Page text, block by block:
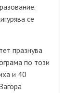
се
празнува
по този
и 40